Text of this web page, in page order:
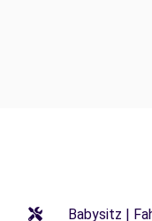
Babysitz |